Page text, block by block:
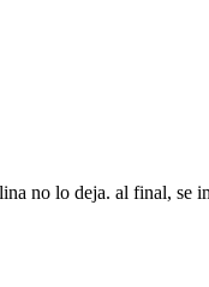
no lo deja. al final, se